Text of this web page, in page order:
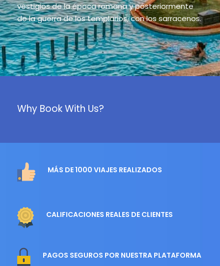
vestigios de la época romana y posteriormente
de la guerra de los templarios, con los sarracenos.
Why Book With Us?
MÁS DE 1000 VIAJES REALIZADOS
CALIFICACIONES REALES DE CLIENTES
PAGOS SEGUROS POR NUESTRA PLATAFORMA